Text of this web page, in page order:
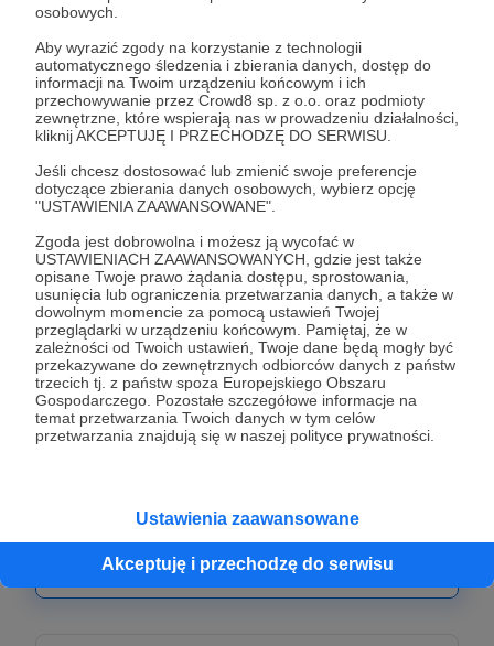
osobowych.
Aby wyrazić zgody na korzystanie z technologii
automatycznego śledzenia i zbierania danych, dostęp do
informacji na Twoim urządzeniu końcowym i ich
przechowywanie przez Crowd8 sp. z o.o. oraz podmioty
zewnętrzne, które wspierają nas w prowadzeniu działalności,
kliknij AKCEPTUJĘ I PRZECHODZĘ DO SERWISU.
Jeśli chcesz dostosować lub zmienić swoje preferencje
dotyczące zbierania danych osobowych, wybierz opcję
"USTAWIENIA ZAAWANSOWANE".
Zgoda jest dobrowolna i możesz ją wycofać w
USTAWIENIACH ZAAWANSOWANYCH, gdzie jest także
opisane Twoje prawo żądania dostępu, sprostowania,
usunięcia lub ograniczenia przetwarzania danych, a także w
dowolnym momencie za pomocą ustawień Twojej
przeglądarki w urządzeniu końcowym. Pamiętaj, że w
zależności od Twoich ustawień, Twoje dane będą mogły być
przekazywane do zewnętrznych odbiorców danych z państw
trzecich tj. z państw spoza Europejskiego Obszaru
Gospodarczego. Pozostałe szczegółowe informacje na
temat przetwarzania Twoich danych w tym celów
przetwarzania znajdują się w naszej polityce prywatności.
Ustawienia zaawansowane
Akceptuję i przechodzę do serwisu
Centrum Formacji Duchowej, twórczą pracę i
nowe inicjatywy. O naszych Darczyńcach i
Patronach pamiętamy w codziennych modlitwach
oraz w pierwszy piątek miesiąca, kiedy odprawiamy
w ich intencji Mszę Świętą. Bóg Zapłać!
Patroni: 0
100 zł miesięcznie
Dziękujemy za Twoje wsparcie! Każda kwota jest
wykorzystywana na głoszenie słowa Bożego przez
Centrum Formacji Duchowej, twórczą pracę i
nowe inicjatywy. O naszych Darczyńcach i
w ich intencji Mszę Świętą. Bóg Zapłać!
Patroni: 5